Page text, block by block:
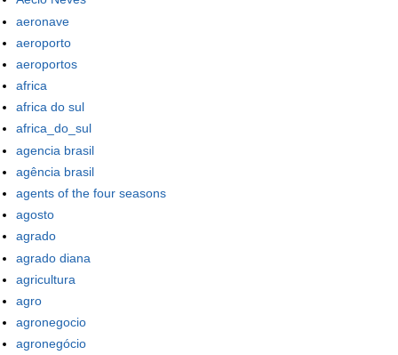
aeronave
aeroporto
aeroportos
africa
africa do sul
africa_do_sul
agencia brasil
agência brasil
agents of the four seasons
agosto
agrado
agrado diana
agricultura
agro
agronegocio
agronegócio